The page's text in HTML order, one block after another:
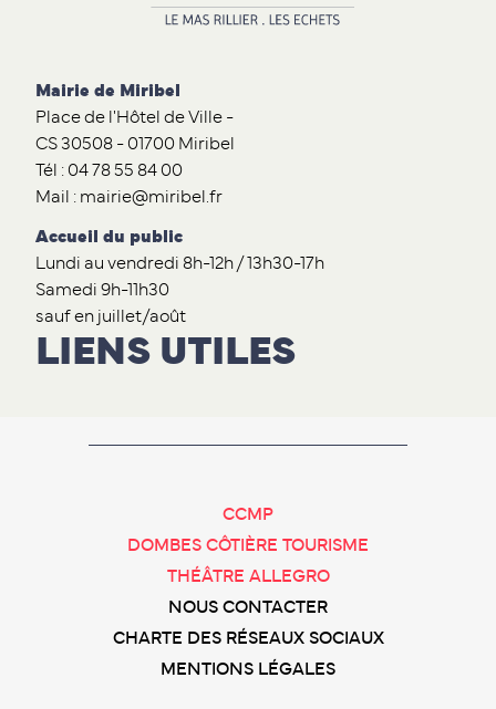
Mairie de Miribel
Place de l'Hôtel de Ville -
CS 30508 - 01700 Miribel
Tél : 04 78 55 84 00
Mail : mairie@miribel.fr
Accueil du public
Lundi au vendredi 8h-12h / 13h30-17h
Samedi 9h-11h30
sauf en juillet/août
LIENS UTILES
CCMP
DOMBES CÔTIÈRE TOURISME
THÉÂTRE ALLEGRO
NOUS CONTACTER
CHARTE DES RÉSEAUX SOCIAUX
MENTIONS LÉGALES